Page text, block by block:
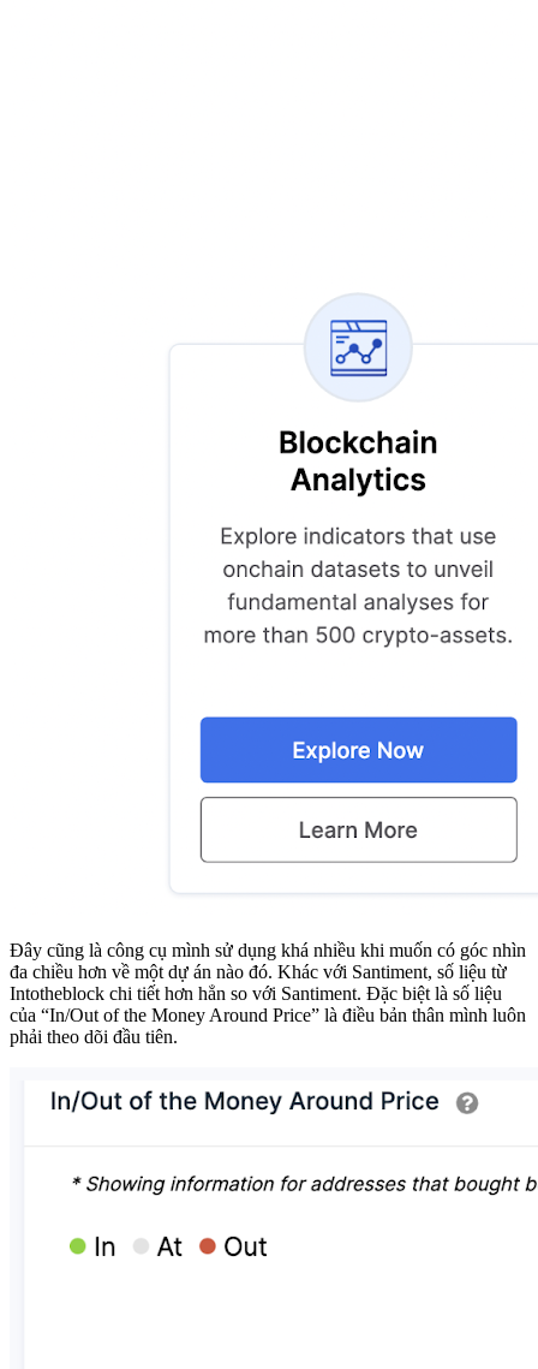
Đây cũng là công cụ mình sử dụng khá nhiều khi muốn có góc nhìn
đa chiều hơn về một dự án nào đó. Khác với Santiment, số liệu từ ​​
Intotheblock chi tiết hơn hẳn so với Santiment. Đặc biệt là số liệu
của “In/Out of the Money Around Price” là điều bản thân mình luôn
phải theo dõi đầu tiên.